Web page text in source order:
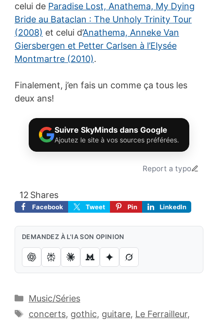
celui de Paradise Lost, Anathema, My Dying
Bride au Bataclan : The Unholy Trinity Tour
(2008) et celui d’Anathema, Anneke Van
Giersbergen et Petter Carlsen à l’Elysée
Montmartre (2010).
Finalement, j’en fais un comme ça tous les
deux ans!
Suivre SkyMinds dans Google
Ajoutez le site à vos sources préférées.
Report a typo
Shares
12
Facebook Tweet Pin LinkedIn
DEMANDEZ À L'IA SON OPINION
Catégories
Music/Séries
Étiquettes
concerts, gothic, guitare, Le Ferrailleur,